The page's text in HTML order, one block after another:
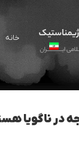
خانه
در ناگویا